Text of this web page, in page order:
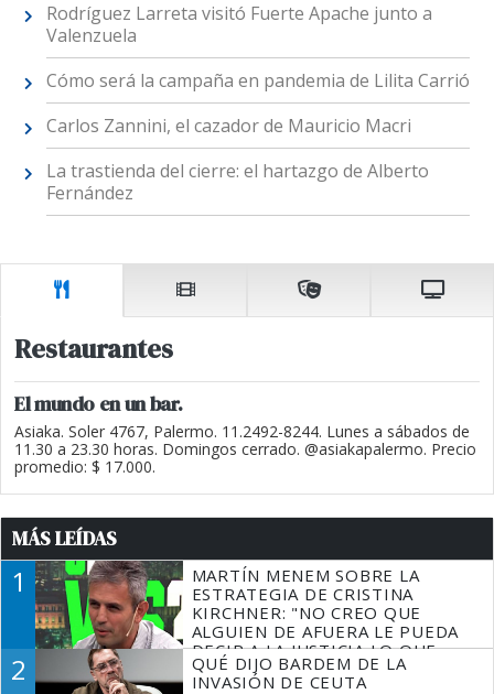
Rodríguez Larreta visitó Fuerte Apache junto a
Valenzuela
Cómo será la campaña en pandemia de Lilita Carrió
Carlos Zannini, el cazador de Mauricio Macri
La trastienda del cierre: el hartazgo de Alberto
Fernández
Restaurantes
El mundo en un bar.
Asiaka. Soler 4767, Palermo. 11.2492-8244. Lunes a sábados de
11.30 a 23.30 horas. Domingos cerrado. @asiakapalermo. Precio
promedio: $ 17.000.
MÁS LEÍDAS
1
MARTÍN MENEM SOBRE LA
ESTRATEGIA DE CRISTINA
KIRCHNER: "NO CREO QUE
ALGUIEN DE AFUERA LE PUEDA
DECIR A LA JUSTICIA LO QUE
TIENE QUE HACER"
2
QUÉ DIJO BARDEM DE LA
INVASIÓN DE CEUTA